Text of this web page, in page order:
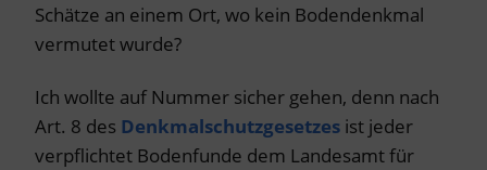
Schätze an einem Ort, wo kein Bodendenkmal
vermutet wurde?
Ich wollte auf Nummer sicher gehen, denn nach
Art. 8 des Denkmalschutzgesetzes ist jeder
verpflichtet Bodenfunde dem Landesamt für